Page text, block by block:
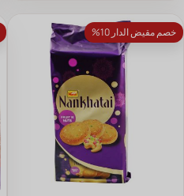
خصم مقيض الدار 10%